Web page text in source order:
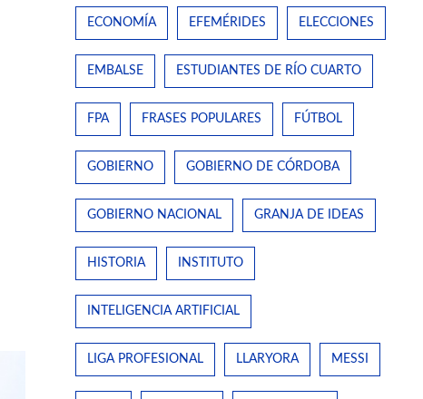
ECONOMÍA EFEMÉRIDES ELECCIONES
EMBALSE ESTUDIANTES DE RÍO CUARTO
FPA FRASES POPULARES FÚTBOL
GOBIERNO GOBIERNO DE CÓRDOBA
GOBIERNO NACIONAL GRANJA DE IDEAS
HISTORIA INSTITUTO
INTELIGENCIA ARTIFICIAL
LIGA PROFESIONAL LLARYORA MESSI